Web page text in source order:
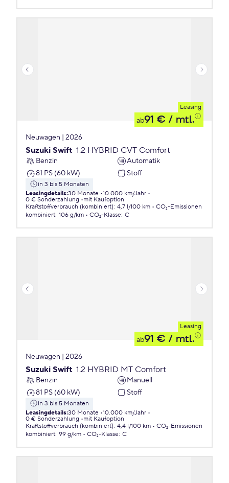
Leasing
ab91 € / mtl.
Neuwagen | 2026
Suzuki Swift 1.2 HYBRID CVT Comfort
Benzin
Automatik
81 PS (60 kW)
Stoff
in 3 bis 5 Monaten
Leasingdetails:30 Monate 10.000 km/Jahr
0 € Sonderzahlung
mit Kaufoption
Kraftstoffverbrauch (kombiniert): 4,7 l/100 km
CO₂-Emissionen
kombiniert: 106 g/km CO₂-Klasse: C
Leasing
ab91 € / mtl.
Neuwagen | 2026
Suzuki Swift 1.2 HYBRID MT Comfort
Benzin
Manuell
81 PS (60 kW)
Stoff
in 3 bis 5 Monaten
Leasingdetails:30 Monate 10.000 km/Jahr
0 € Sonderzahlung
mit Kaufoption
Kraftstoffverbrauch (kombiniert): 4,4 l/100 km
CO₂-Emissionen
kombiniert: 99 g/km CO₂-Klasse: C